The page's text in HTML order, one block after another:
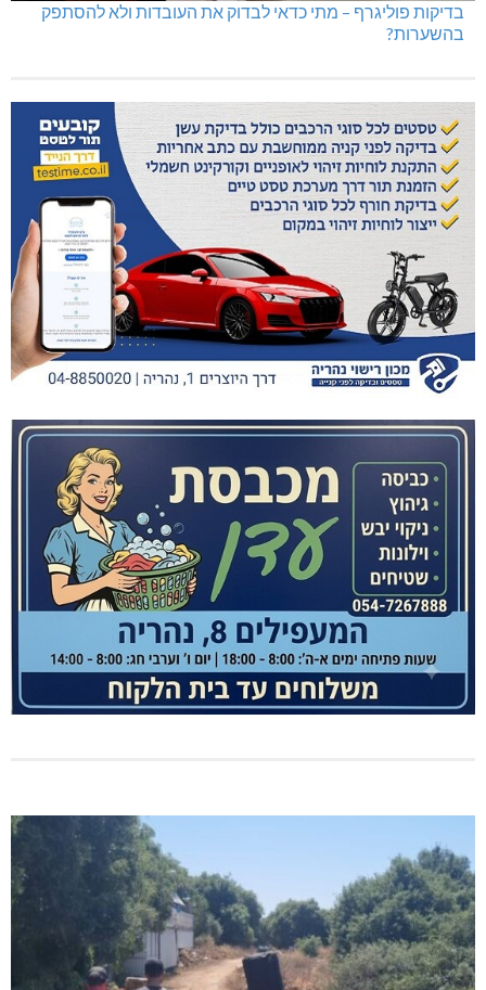
בדיקות פוליגרף – מתי כדאי לבדוק את העובדות ולא להסתפק
בהשערות?